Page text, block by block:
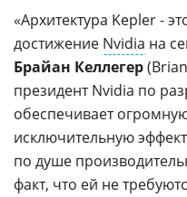
«Архитектура Kepler -
достижение Nvidia на
Брайан Келлегер
президент Nvidia по
обеспечивает
исключительную
по душе
факт, что ей не